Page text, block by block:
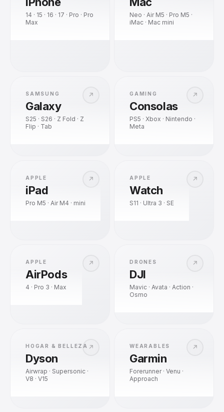
14 · 15 · 16 · 17 · Pro · Pro
Max
Neo · Air M5 · Pro M5 ·
iMac · Mac mini
↗
SAMSUNG
Galaxy
S25 · S26 · Z Fold · Z
Flip · Tab
↗
GAMING
Consolas
PS5 · Xbox · Nintendo ·
Meta
↗
APPLE
iPad
Pro M5 · Air M4 · mini
↗
APPLE
Watch
S11 · Ultra 3 · SE
↗
APPLE
AirPods
4 · Pro 3 · Max
↗
DRONES
DJI
Mavic · Avata · Action ·
Osmo
↗
HOGAR & BELLEZA
Dyson
Airwrap · Supersonic ·
V8 · V15
↗
WEARABLES
Garmin
Forerunner · Venu ·
Approach